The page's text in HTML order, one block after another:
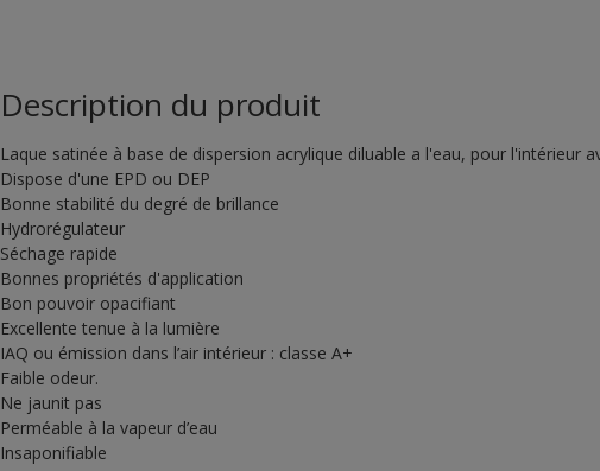
Description du produit
Laque satinée à base de dispersion acrylique diluable a l'eau, pour l'intérieur
Dispose d'une EPD ou DEP
Bonne stabilité du degré de brillance
Hydrorégulateur
Séchage rapide
Bonnes propriétés d'application
Bon pouvoir opacifiant
Excellente tenue à la lumière
IAQ ou émission dans l’air intérieur : classe A+
Faible odeur.
Ne jaunit pas
Perméable à la vapeur d’eau
Insaponifiable